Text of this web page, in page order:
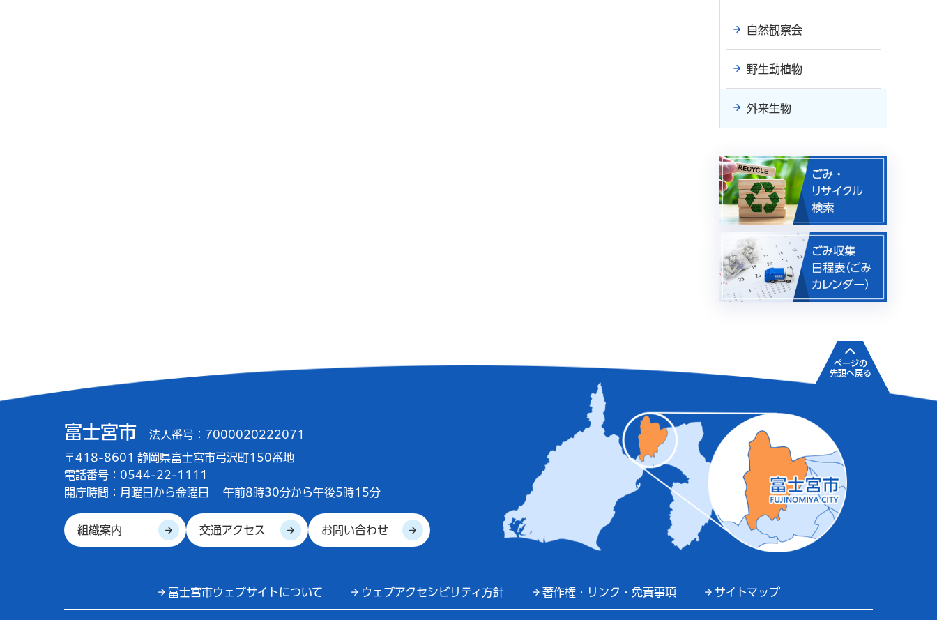
自然観察会
野生動植物
外来生物
富士宮市 法人番号：7000020222071
〒418-8601 静岡県富士宮市弓沢町150番地
電話番号：0544-22-1111
開庁時間： 月曜日から金曜日 午前8時30分から午後5時15分
組織案内 交通アクセス お問い合わせ
富士宮市ウェブサイトについて ウェブアクセシビリティ方針 著作権・リンク・免責事項 サイトマップ
ページの
先頭へ戻る